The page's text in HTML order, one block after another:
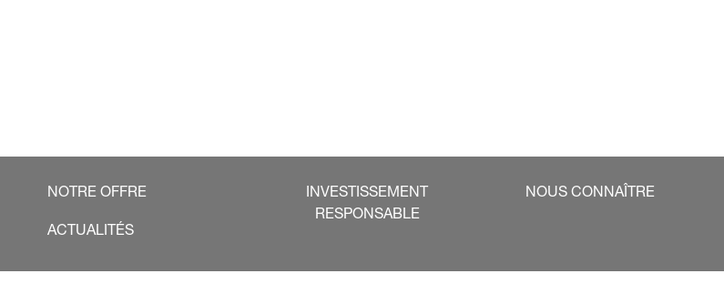
NOTRE OFFRE
ACTUALITÉS
INVESTISSEMENT
RESPONSABLE
NOUS CONNAÎTRE